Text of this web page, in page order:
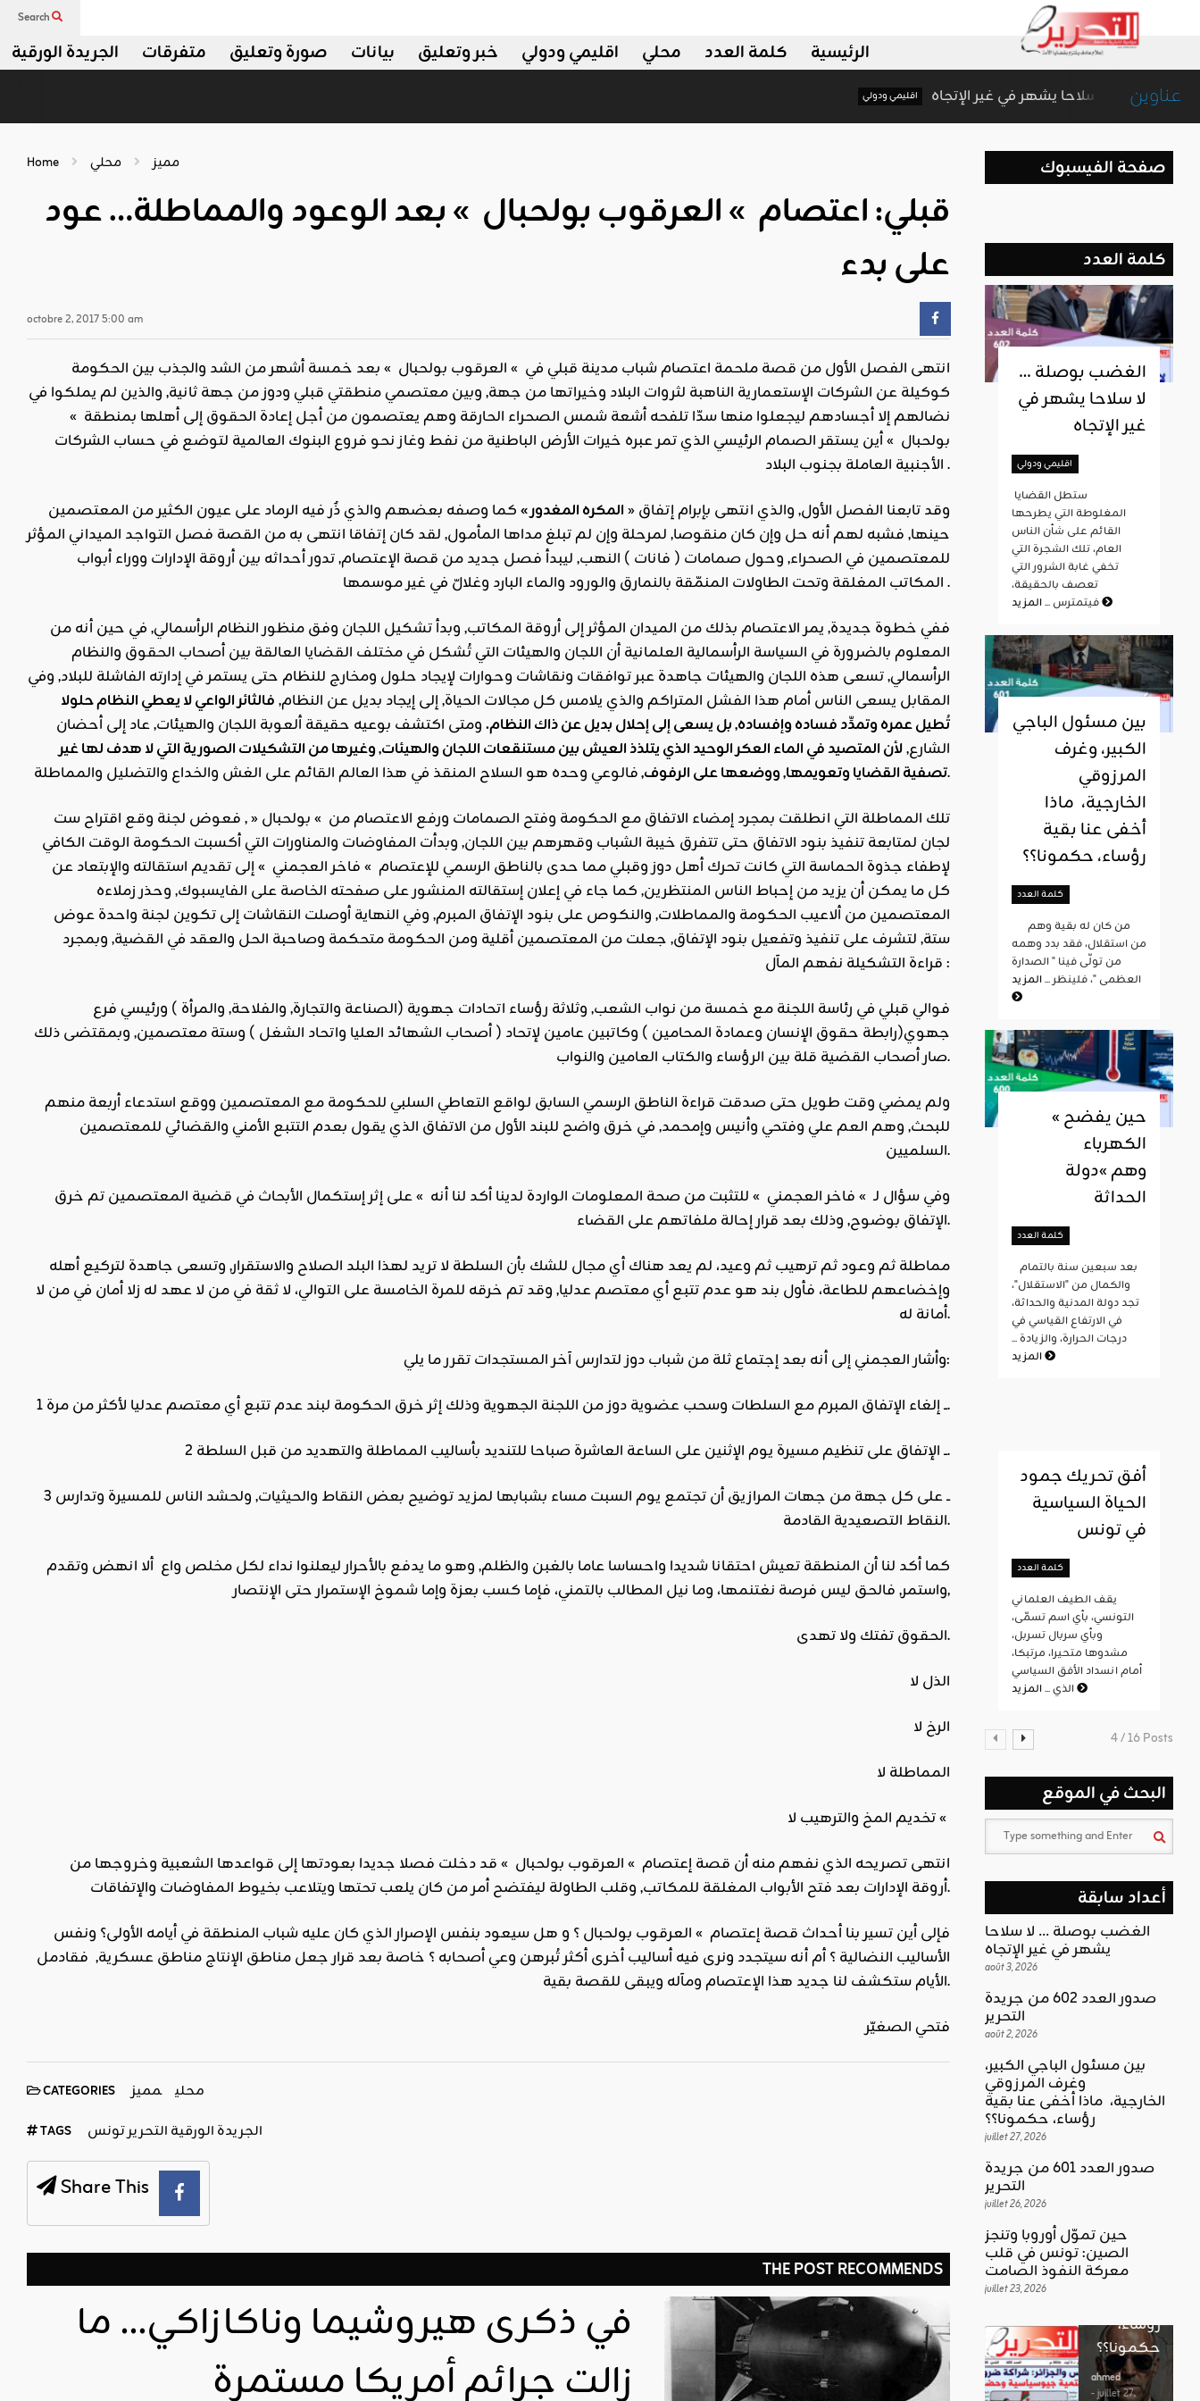
Search
الجريدة الورقية متفرقات صورة وتعليق بيانات خبر وتعليق اقليمي ودولي محلي كلمة العدد الرئيسية
عناوين
الغضب بوصلة … لا سلاحا يشهر في غير الإتجاه
Home مميز محلي
قبلي: اعتصام » العرقوب بولحبال » بعد الوعود والمماطلة… عود
على بدء
octobre 2, 2017 5:00 am
انتهى الفصل الأول من قصة ملحمة اعتصام شباب مدينة قبلي في » العرقوب بولحبال » بعد خمسة أشهر من الشد والجذب بين الحكومة
كوكيلة عن الشركات الإستعمارية الناهبة لثروات البلاد وخيراتها من جهة, وبين معتصمي منطقتي قبلي ودوز من جهة ثانية, والذين لم يملكوا في
نضالهم إلا أجسادهم ليجعلوا منها سدّا تلفحه أشعة شمس الصحراء الحارقة وهم يعتصمون من أجل إعادة الحقوق إلى أهلها بمنطقة »
بولحبال » أين يستقر الصمام الرئيسي الذي تمر عبره خيرات الأرض الباطنية من نفط وغاز نحو فروع البنوك العالمية لتوضع في حساب الشركات
الأجنبية العاملة بجنوب البلاد .
وقد تابعنا الفصل الأول, والذي انتهى بإبرام إتفاق «المكره المغدور »كما وصفه بعضهم والذي ذٌر فيه الرماد على عيون الكثير من المعتصمين
حينها, فشبه لهم أنه حل وإن كان منقوصا, لمرحلة وإن لم تبلغ مداها المأمول, لقد كان إتفاقا انتهى به من القصة فصل التواجد الميداني المؤثر
للمعتصمين في الصحراء, وحول صمامات ( فانات ) النهب, ليبدأ فصل جديد من قصة الإعتصام, تدور أحداثه بين أروقة الإدارات ووراء أبواب
المكاتب المغلقة وتحت الطاولات المنمّقة بالنمارق والورود والماء البارد وغلالّ في غير موسمها .
ففي خطوة جديدة, يمر الاعتصام بذلك من الميدان المؤثر إلى أروقة المكاتب, وبدأ تشكيل اللجان وفق منظور النظام الرأسمالي, في حين أنه من
المعلوم بالضرورة في السياسة الرأسمالية العلمانية أن اللجان والهيئات التي تُشكل في مختلف القضايا العالقة بين أصحاب الحقوق والنظام
الرأسمالي, تسعى هذه اللجان والهيئات جاهدة عبر توافقات ونقاشات وحوارات لإيجاد حلول ومخارج للنظام حتى يستمر في إدارته الفاشلة للبلاد, وفي
المقابل يسعى الناس أمام هذا الفشل المتراكم والذي يلامس كل مجالات الحياة, إلى إيجاد بديل عن النظام,فالثائر الواعي لا يعطي النظام حلولا
تُطيل عمره وتمدِّد فساده وإفساده, بل يسعى إلى إحلال بديل عن ذاك النظام.ومتى اكتشف بوعيه حقيقة ألعوبة اللجان والهيئات, عاد إلى أحضان
الشارع,لأن المتصيد في الماء العكر الوحيد الذي يتلذذ العيش بين مستنقعات اللجان والهيئات, وغيرها من التشكيلات الصورية التي لا هدف لها غير
تصفية القضايا وتعويمها, ووضعها على الرفوف,فالوعي وحده هو السلاح المنقذ في هذا العالم القائم على الغش والخداع والتضليل والمماطلة.
تلك المماطلة التي انطلقت بمجرد إمضاء الاتفاق مع الحكومة وفتح الصمامات ورفع الاعتصام من » بولحبال « , فعوض لجنة وقع اقتراح ست
لجان لمتابعة تنفيذ بنود الاتفاق حتى تتفرق خيبة الشباب وقهرهم بين اللجان, وبدأت المفاوضات والمناورات التي أكسبت الحكومة الوقت الكافي
لإطفاء جذوة الحماسة التي كانت تحرك أهل دوز وقبلي مما حدى بالناطق الرسمي للإعتصام » فاخر العجمني » إلى تقديم استقالته والإبتعاد عن
كل ما يمكن أن يزيد من إحباط الناس المنتظرين, كما جاء في إعلان إستقالته المنشور على صفحته الخاصة على الفايسبوك, وحذر زملاءه
المعتصمين من ألاعيب الحكومة والمماطلات, والنكوص على بنود الإتفاق المبرم, وفي النهاية أوصلت النقاشات إلى تكوين لجنة واحدة عوض
ستة, لتشرف على تنفيذ وتفعيل بنود الإتفاق, جعلت من المعتصمين أقلية ومن الحكومة متحكمة وصاحبة الحل والعقد في القضية, وبمجرد
قراءة التشكيلة نفهم المآل :
فوالي قبلي في رئاسة اللجنة مع خمسة من نواب الشعب, وثلاثة رؤساء اتحادات جهوية (الصناعة والتجارة, والفلاحة, والمرأة ) ورئيسي فرع
جهوي(رابطة حقوق الإنسان وعمادة المحامين ) وكاتبين عامين لإتحاد ( أصحاب الشهائد العليا واتحاد الشغل ) وستة معتصمين, وبمقتضى ذلك
صار أصحاب القضية قلة بين الرؤساء والكتاب العامين والنواب.
ولم يمضي وقت طويل حتى صدقت قراءة الناطق الرسمي السابق لواقع التعاطي السلبي للحكومة مع المعتصمين ووقع استدعاء أربعة منهم
للبحث, وهم العم علي وفتحي وأنيس وإمحمد, في خرق واضح للبند الأول من الاتفاق الذي يقول بعدم التتبع الأمني والقضائي للمعتصمين
السلميين.
وفي سؤال لـ » فاخر العجمني » للتثبت من صحة المعلومات الواردة لدينا أكد لنا أنه » على إثر إستكمال الأبحاث في قضية المعتصمين تم خرق
الإتفاق بوضوح, وذلك بعد قرار إحالة ملفاتهم على القضاء.
مماطلة ثم وعود ثم ترهيب ثم وعيد، لم يعد هناك أي مجال للشك بأن السلطة لا تريد لهذا البلد الصلاح والاستقرار, وتسعى جاهدة لتركيع أهله
وإخضاعهم للطاعة، فأول بند هو عدم تتبع أي معتصم عدليا, وقد تم خرقه للمرة الخامسة على التوالي، لا ثقة في من لا عهد له زلا أمان في من لا
أمانة له.
وأشار العجمني إلى أنه بعد إجتماع ثلة من شباب دوز لتدارس آخر المستجدات تقرر ما يلي:
1 ــ إلغاء الإتفاق المبرم مع السلطات وسحب عضوية دوز من اللجنة الجهوية وذلك إثر خرق الحكومة لبند عدم تتبع أي معتصم عدليا لأكثر من مرة.
2 ــ الإتفاق على تنظيم مسيرة يوم الإثنين على الساعة العاشرة صباحا للتنديد بأساليب المماطلة والتهديد من قبل السلطة.
3 ــ على كل جهة من جهات المرازيق أن تجتمع يوم السبت مساء بشبابها لمزيد توضيح بعض النقاط والحيثيات, ولحشد الناس للمسيرة وتدارس
النقاط التصعيدية القادمة.
كما أكد لنا أن المنطقة تعيش احتقانا شديدا واحساسا عاما بالغبن والظلم, وهو ما يدفع بالأحرار ليعلنوا نداء لكل مخلص واع ألا انهض وتقدم
واستمر, فالحق ليس فرصة نغتنمها، وما نيل المطالب بالتمني، فإما كسب بعزة وإما شموخ الإستمرار حتى الإنتصار,
الحقوق تفتك ولا تهدى.
الذل لا
الرخ لا
المماطلة لا
تخديم المخ والترهيب لا «
أروقة الإدارات بعد فتح الأبواب المغلقة للمكاتب, وقلب الطاولة ليفتضح أمر من كان يلعب تحتها ويتلاعب بخيوط المفاوضات والإتفاقات.
فإلى أين تسير بنا أحداث قصة إعتصام » العرقوب بولحبال ؟ و هل سيعود بنفس الإصرار الذي كان عليه شباب المنطقة في أيامه الأولى؟ ونفس
الأساليب النضالية ؟ أم أنه سيتجدد ونرى فيه أساليب أخرى أكثر تُبرهن وعي أصحابه ؟ خاصة بعد قرار جعل مناطق الإنتاج مناطق عسكرية, فقادمل
الأيام ستكشف لنا جديد هذا الإعتصام ومآله ويبقى للقصة بقية.
فتحي الصغيّر
CATEGORIES محلي مميز
TAGS الجريدة الورقية التحرير تونس
Share This
THE POST RECOMMENDS
في ذكرى هيروشيما وناكازاكي… ما
زالت جرائم أمريكا مستمرة
صفحة الفيسبوك
كلمة العدد
الغضب بوصلة …
لا سلاحا يشهر في
غير الإتجاه
اقليمي ودولي
المغلوطة التي يطرحها
القائم على شأن الناس
العام، تلك الشجرة التي
تخفي غابة الشرور التي
تعصف بالحقيقة،
فيتمترس ...المزيد
بين مسئول الباجي
الكبير، وغرف
المرزوقي
الخارجية، ماذا
أخفى عنا بقية
رؤساء، حكمونا؟؟
كلمة العدد
من استقلال، فقد بدد وهمه
من تولّى فينا " الصدارة
العظمى "، فلينظر ...المزيد
« حين يفضح
الكهرباء
وهم »دولة
الحداثة
كلمة العدد
والكمال من "الاستقلال"،
تجد دولة المدنية والحداثة،
في الارتفاع القياسي في
درجات الحرارة، والزيادة ...
المزيد
أفق تحريك جمود
الحياة السياسية
في تونس
كلمة العدد
يقف الطيف العلماني
التونسي، بأي اسم تسمّى،
وبأي سربال تسربل،
مشدوها متحيرا، مرتبكا،
أمام انسداد الأفق السياسي
الذي ...المزيد
4 / 16 Posts
البحث في الموقع
أعداد سابقة
الغضب بوصلة … لا سلاحا
يشهر في غير الإتجاه
août 3, 2026
صدور العدد 602 من جريدة
التحرير
août 2, 2026
بين مسئول الباجي الكبير،
وغرف المرزوقي
الخارجية، ماذا أخفى عنا بقية
رؤساء، حكمونا؟؟
juillet 27, 2026
صدور العدد 601 من جريدة
التحرير
juillet 26, 2026
حين تموّل أوروبا وتنجز
الصين: تونس في قلب
معركة النفوذ الصامت
juillet 23, 2026
معركة
النفوذ
الصامت
ahmed
- juillet 23,
2026
لا سلاحا
يشهر في
ahmed
- août 3, 2026
0
بين
الباجي
المرزوقي
الخارجية،
ماذا أخفى
رؤساء،
حكمونا؟؟
ahmed
- juillet 27,